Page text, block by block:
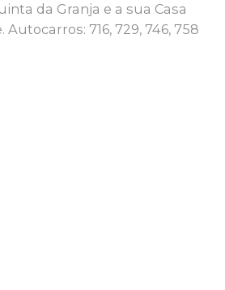
da Granja e a sua Casa
716, 729, 746, 758